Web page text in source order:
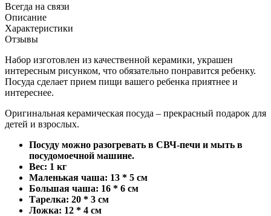
Всегда на связи
Описание
Характеристики
Отзывы
Набор изготовлен из качественной керамики, украшен
интересным рисунком, что обязательно понравится ребенку.
Посуда сделает прием пищи вашего ребенка приятнее и
интереснее.
Оригинальная керамическая посуда – прекрасный подарок для
детей и взрослых.
Посуду можно разогревать в СВЧ-печи и мыть в
посудомоечной машине.
Вес: 1 кг
Маленькая чаша: 13 * 5 см
Большая чаша: 16 * 6 см
Тарелка: 20 * 3 см
Ложка: 12 * 4 см